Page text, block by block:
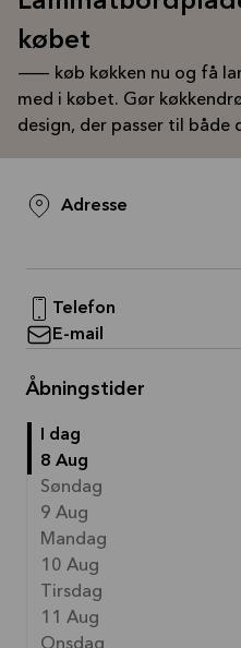
købet
— køb køkken nu og få
med i købet. Gør
design, der passer til både
Adresse
Telefon
E-mail
Åbningstider
I dag
8 Aug
Søndag
9 Aug
Mandag
10 Aug
Tirsdag
11 Aug